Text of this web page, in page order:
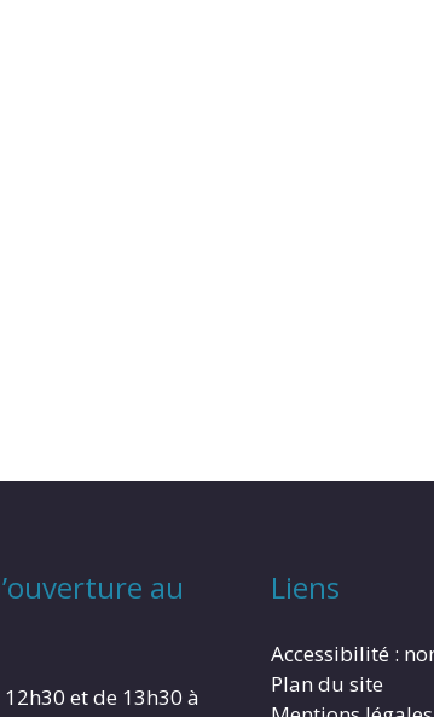
au
et de 13h30 à
Liens
Accessibilité :
Plan du site